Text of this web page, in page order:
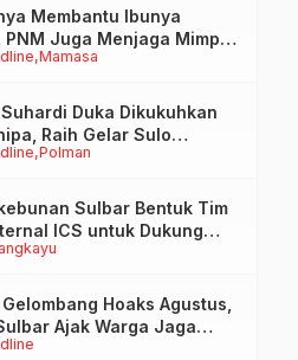
Mamasa
Membantu Ibunya
PNM Juga Menjaga Mimpi
Menggapai Cita-Cita
Polman
Duka Dikukuhkan
Raih Gelar Sulo
Sulbar Bentuk Tim
ICS untuk Dukung
Pekebun di
Hoaks Agustus,
Ajak Warga Jaga